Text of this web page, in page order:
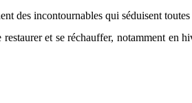
des incontournables qui séduisent toutes
et se réchauffer, notamment en